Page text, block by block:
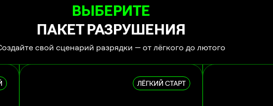
ВЫБЕРИТЕ
ПАКЕТ РАЗРУШЕНИЯ
свой сценарий разрядки — от лёгкого до лютого
ЛЁГКИЙ СТАРТ